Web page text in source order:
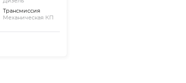
Трансмиссия
Механическая КП